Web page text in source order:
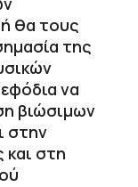
θα τους
της
να
βιώσιμων
στην
στη